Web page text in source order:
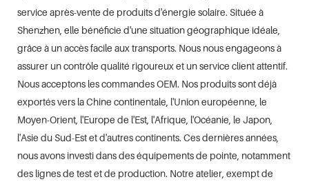
service après-vente de produits d'énergie solaire. Située à
Shenzhen, elle bénéficie d'une situation géographique idéale,
grâce à un accès facile aux transports. Nous nous engageons à
assurer un contrôle qualité rigoureux et un service client attentif.
Nous acceptons les commandes OEM. Nos produits sont déjà
exportés vers la Chine continentale, l'Union européenne, le
Moyen-Orient, l'Europe de l'Est, l'Afrique, l'Océanie, le Japon,
l'Asie du Sud-Est et d'autres continents. Ces dernières années,
nous avons investi dans des équipements de pointe, notamment
des lignes de test et de production. Notre atelier, exempt de